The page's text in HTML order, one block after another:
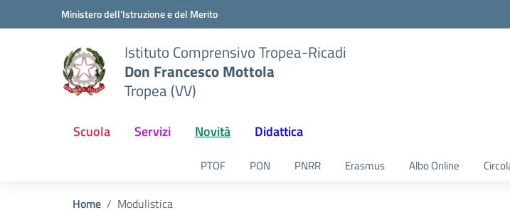
Vai ai contenuti
Vai al menu di navigazioneMinistero dell'Istruzione e del Merito
Istituto Comprensivo Tropea-Ricadi
Don Francesco Mottola
Tropea (VV)
Scuola Servizi Novità Didattica
PTOF PON PNRR Erasmus Albo Online
Home Modulistica